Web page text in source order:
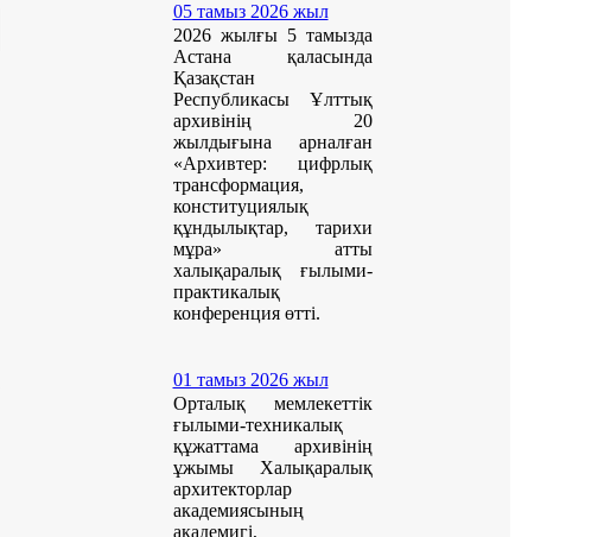
05 тамыз 2026 жыл
2026 жылғы 5 тамызда
Астана қаласында
Қазақстан
Республикасы Ұлттық
архивінің 20
жылдығына арналған
«Архивтер: цифрлық
трансформация,
конституциялық
құндылықтар, тарихи
мұра» атты
халықаралық ғылыми-
практикалық
конференция өтті.
01 тамыз 2026 жыл
Орталық мемлекеттік
ғылыми-техникалық
құжаттама архивінің
ұжымы Халықаралық
архитекторлар
академиясының
академигі,